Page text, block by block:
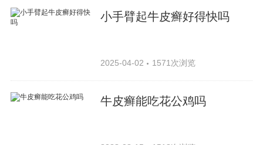
小手臂起牛皮癣好得快吗
2025-04-02 1571次浏览
牛皮癣能吃花公鸡吗